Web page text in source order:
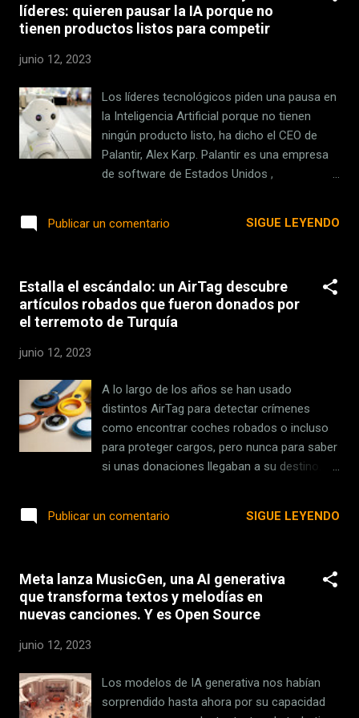
segundo en consolas, algo que, según
Spencer, es una “decisión creativa”. Modos
modos rendimiento y modos fidelidad en los
juegos. En el modo fidelidad, el juego se
mueve a 30 FPS pero con mejores texturas y
calidad gráfica. En el modo rendimiento, el
juego pierde detalle, pero gana en cadencia
los primeros compases de la generación y el
líderes: quieren pausar la IA porque no
tienen productos listos para competir
junio 12, 2023
Los líderes tecnológicos piden una pausa en
la Inteligencia Artificial porque no tienen
ningún producto listo, ha dicho el CEO de
Palantir, Alex Karp. Palantir es una empresa
de software de Estados Unidos ,
importante en esta carrera no son los
IA en el campo de batalla . Ideas opuestas a
otros líderes tech El directivo se opone a la
idea de una pausa en la investigación de la
firmada por algunos de los nombres más
importantes de la industria tecnológica: la
carta ha recogido más de 31.000 firmas
entre las que figuran nombres como Elon
Musk, CEO de Tesla, y Steve Wozniak,
rápidamente, los gobiernos deberían
Publicar un comentario SIGUE LEYENDO
Estalla el escándalo: un AirTag descubre
artículos robados que fueron donados por
el terremoto de Turquía
junio 12, 2023
A lo largo de los años se han usado
distintos AirTag para detectar crímenes
como encontrar coches robados o incluso
para proteger cargos, pero nunca para saber
si unas donaciones llegaban a su destino.
según su propia versión de este relato, tras
nunca llegaron al destino. El Gobierno de la
Ciudad de México instaló en la plaza de El
Zócalo un centro de acopio de alimentos y
donaciones. Y para dar respuesta a la
pregunta, introdujo un AirTag dentro de los
Publicar un comentario SIGUE LEYENDO
Meta lanza MusicGen, una AI generativa
que transforma textos y melodías en
nuevas canciones. Y es Open Source
junio 12, 2023
Los modelos de IA generativa nos habían
sorprendido hasta ahora por su capacidad